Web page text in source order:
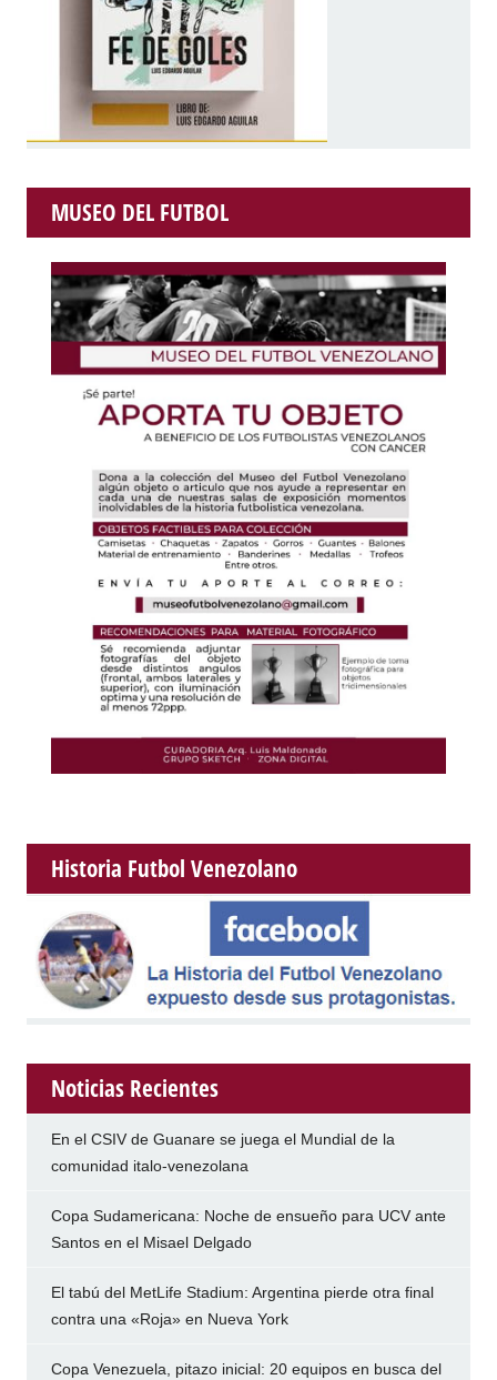
MUSEO DEL FUTBOL
Historia Futbol Venezolano
Noticias Recientes
En el CSIV de Guanare se juega el Mundial de la
comunidad italo-venezolana
Copa Sudamericana: Noche de ensueño para UCV ante
Santos en el Misael Delgado
El tabú del MetLife Stadium: Argentina pierde otra final
contra una «Roja» en Nueva York
Copa Venezuela, pitazo inicial: 20 equipos en busca del